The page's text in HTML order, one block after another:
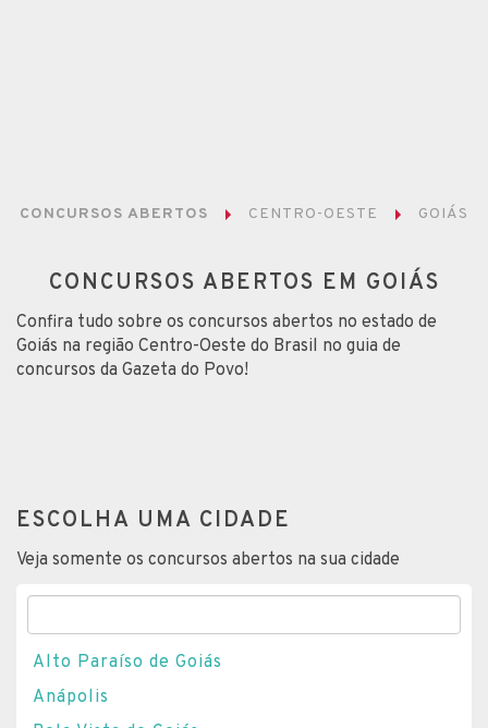
CONCURSOS ABERTOS CENTRO-OESTE GOIÁS
CONCURSOS ABERTOS EM GOIÁS
Confira tudo sobre os concursos abertos no estado de
Goiás na região Centro-Oeste do Brasil no guia de
concursos da Gazeta do Povo!
ESCOLHA UMA CIDADE
Veja somente os concursos abertos na sua cidade
Alto Paraíso de Goiás
Anápolis